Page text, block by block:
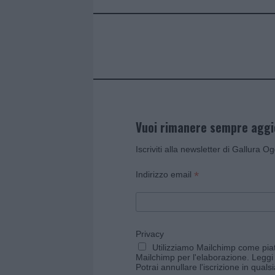
Vuoi rimanere sempre
Iscriviti alla newsletter di Gallura
Indirizzo email *
Privacy
Utilizziamo Mailchimp come
Mailchimp per l'elaborazione.
Potrai annullare l'iscrizione in